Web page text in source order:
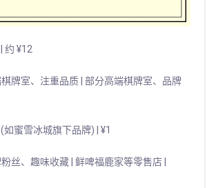
| 约 ¥12
牌室、注重品质 | 部分高端棋牌室、品牌
(如蜜雪冰城旗下品牌) | ¥1
丝、趣味收藏 | 鲜啤福鹿家等零售店 |